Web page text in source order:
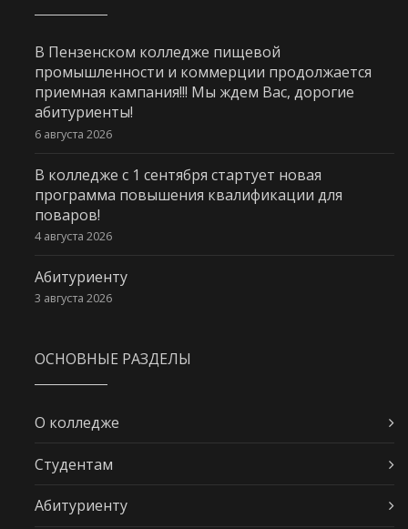
В Пензенском колледже пищевой
промышленности и коммерции продолжается
приемная кампания!!! Мы ждем Вас, дорогие
абитуриенты!
6 августа 2026
В колледже с 1 сентября стартует новая
программа повышения квалификации для
поваров!
4 августа 2026
Абитуриенту
3 августа 2026
ОСНОВНЫЕ РАЗДЕЛЫ
О колледже
Студентам
Абитуриенту